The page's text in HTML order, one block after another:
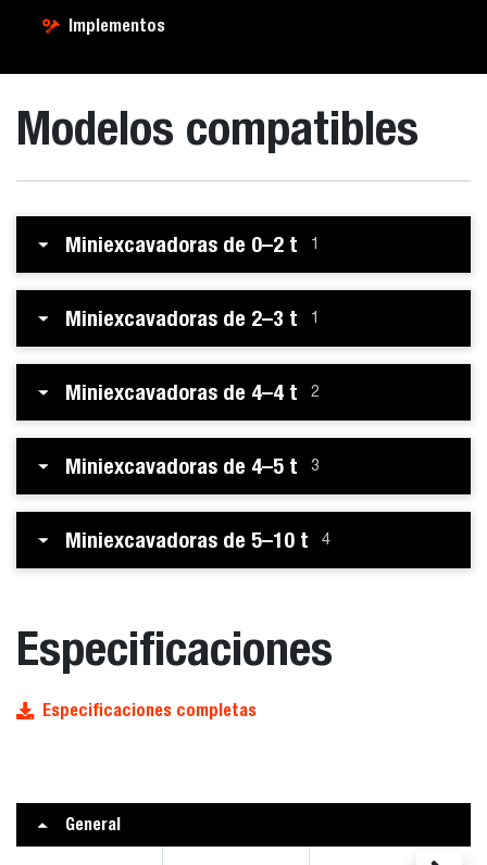
Implementos
Modelos compatibles
Miniexcavadoras de 0–2 t 1
Miniexcavadoras de 2–3 t 1
Miniexcavadoras de 4–4 t 2
Miniexcavadoras de 4–5 t 3
Miniexcavadoras de 5–10 t 4
Especificaciones
Especificaciones completas
General